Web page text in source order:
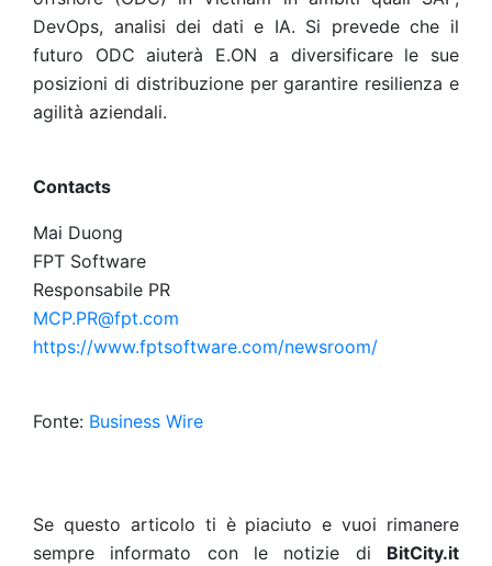
DevOps, analisi dei dati e IA. Si prevede che il
futuro ODC aiuterà E.ON a diversificare le sue
posizioni di distribuzione per garantire resilienza e
agilità aziendali.
Contacts
Mai Duong
FPT Software
Responsabile PR
MCP.PR@fpt.com
https://www.fptsoftware.com/newsroom/
Fonte: Business Wire
Se questo articolo ti è piaciuto e vuoi rimanere
sempre informato con le notizie di BitCity.it